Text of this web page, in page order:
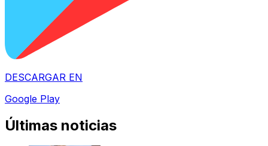
DESCARGAR EN
Google Play
Últimas noticias